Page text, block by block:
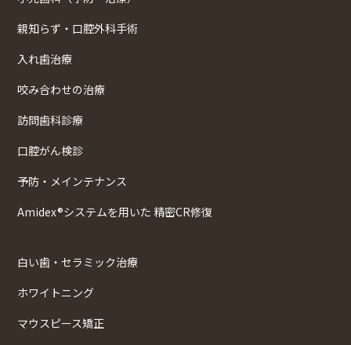
親知らず・口腔外科手術
入れ歯治療
咬み合わせの治療
訪問歯科診療
口腔がん検診
予防・メインテナンス
Amidex®システムを用いた 精密CR修復
白い歯・セラミック治療
ホワイトニング
マウスピース矯正